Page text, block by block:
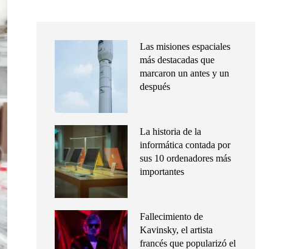
Las misiones espaciales
más destacadas que
marcaron un antes y un
después
La historia de la
informática contada por
sus 10 ordenadores más
importantes
Fallecimiento de
Kavinsky, el artista
francés que popularizó el